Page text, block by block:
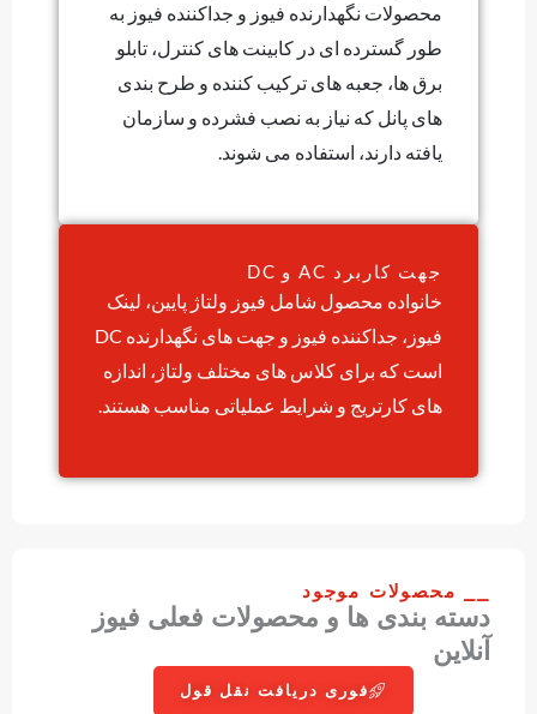
محصولات نگهدارنده فیوز و جداکننده فیوز به
طور گسترده ای در کابینت های کنترل، تابلو
برق ها، جعبه های ترکیب کننده و طرح بندی
های پانل که نیاز به نصب فشرده و سازمان
یافته دارند، استفاده می شوند.
جهت کاربرد AC و DC
خانواده محصول شامل فیوز ولتاژ پایین، لینک
فیوز، جداکننده فیوز و جهت های نگهدارنده DC
است که برای کلاس های مختلف ولتاژ، اندازه
های کارتریج و شرایط عملیاتی مناسب هستند.
⎯⎯ محصولات موجود
دسته بندی ها و محصولات فعلی فیوز
آنلاین
فوری دریافت نقل قول